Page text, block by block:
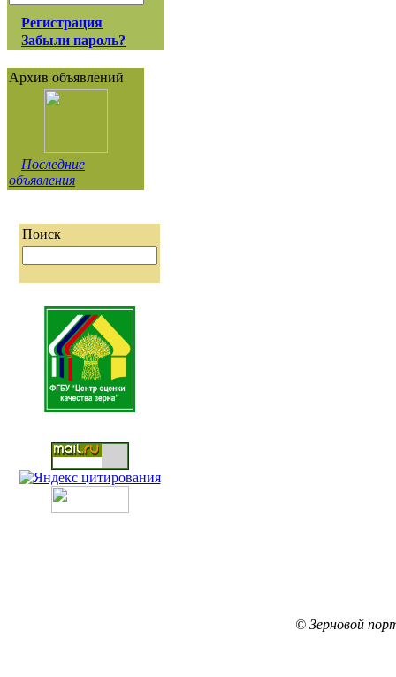
Регистрация
Забыли пароль?
Архив объявлений
Последние
объявления
Поиск
© Зерновой